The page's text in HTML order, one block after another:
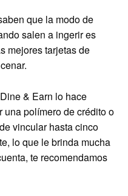
que la modo de
salen a ingerir es
mejores tarjetas de
& Earn lo hace
una polímero de crédito o
vincular hasta cinco
lo que le brinda mucha
te recomendamos